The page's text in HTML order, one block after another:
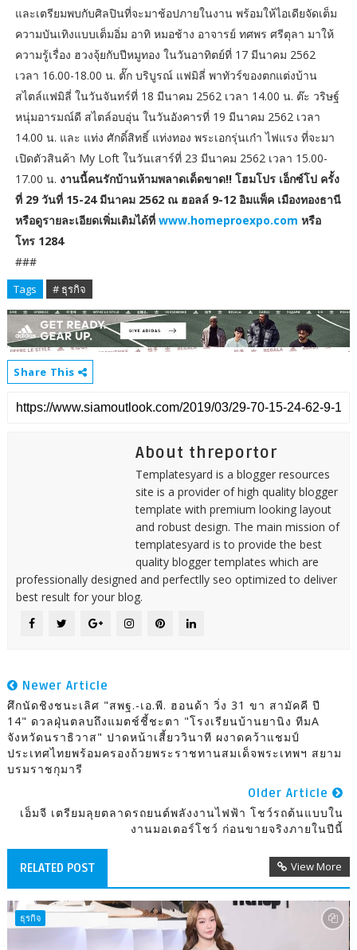
และเตรียมพบกับศิลปินที่จะมาช้อปภายในงาน พร้อมให้ไอเดียจัดเต็ม
ความบันเทิงแบบเต็มอิ่ม อาทิ หมอช้าง อาจารย์ ทศพร ศรีตุลา มาให้
ความรู้เรื่อง ฮวงจุ้ยกับปีหมูทอง ในวันอาทิตย์ที่ 17 มีนาคม 2562
เวลา 16.00-18.00 น. ตั๊ก บริบูรณ์ แฟมิลี่ พาทัวร์ของตกแต่งบ้าน
สไตล์แฟมิลี่ ในวันจันทร์ที่ 18 มีนาคม 2562 เวลา 14.00 น. ต๊ะ วริษฐ์
หนุ่มอารมณ์ดี สไตล์อบอุ่น ในวันอังคารที่ 19 มีนาคม 2562 เวลา
14.00 น. และ แท่ง ศักดิ์สิทธิ์ แท่งทอง พระเอกรุ่นเก๋า ไฟแรง ที่จะมา
เปิดตัวสินค้า My Loft ในวันเสาร์ที่ 23 มีนาคม 2562 เวลา 15.00-
17.00 น. งานนี้คนรักบ้านห้ามพลาดเด็ดขาด!! โฮมโปร เอ็กซ์โป ครั้ง
ที่ 29 วันที่ 15-24 มีนาคม 2562 ณ ฮอลล์ 9-12 อิมแพ็ค เมืองทองธานี
หรือดูรายละเอียดเพิ่มเติมได้ที่ www.homeproexpo.com หรือ
โทร 1284
###
Tags # ธุรกิจ
Share This
About threportor
Templatesyard is a blogger resources
site is a provider of high quality blogger
template with premium looking layout
and robust design. The main mission of
templatesyard is to provide the best
quality blogger templates which are
professionally designed and perfectlly seo optimized to deliver
best result for your blog.
Newer Article
ศึกนัดชิงชนะเลิศ "สพฐ.-เอ.พี. ฮอนด้า วิ่ง 31 ขา สามัคคี ปี
14" ดวลฝุ่นตลบถึงแมตช์ชี้ชะตา "โรงเรียนบ้านยานิง ทีมA
จังหวัดนราธิวาส" ปาดหน้าเสี้ยววินาที ผงาดคว้าแชมป์
ประเทศไทยพร้อมครองถ้วยพระราชทานสมเด็จพระเทพฯ สยาม
บรมราชกุมารี
Older Article
เอ็มจี เตรียมลุยตลาดรถยนต์พลังงานไฟฟ้า โชว์รถต้นแบบใน
งานมอเตอร์โชว์ ก่อนขายจริงภายในปีนี้
RELATED POST View More
ธุรกิจ